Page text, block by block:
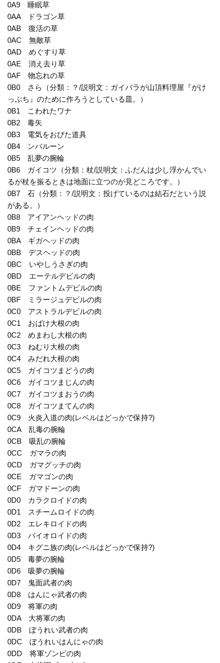
0A9 睡眠草
0AA ドラゴン草
0AB 復活の草
0AC 無敵草
0AD めぐすり草
0AE 消え去り草
0AF 物忘れの草
0B0 さら（分類：？/説明文：ガイバラが山頂料理屋『がけ
っぷち』のために作ろうとしている皿。）
0B1 こわれたワナ
0B2 毒矢
0B3 電気をおびた道具
0B4 ンバルーン
0B5 乱夢の腕輪
0B6 ガイコツ（分類：杖/説明文：ふだんは少し浮かんでい
るが杖を振るときは地面に立つのが見どころです。）
0B7 石（分類：？/説明文：投げているのは結石だという説
がある。）
0B8 アイアンヘッドの肉
0B9 チェインヘッドの肉
0BA ギガヘッドの肉
0BB デスヘッドの肉
0BC いやしうさぎの肉
0BD エーテルデビルの肉
0BE ファントムデビルの肉
0BF ミラージュデビルの肉
0C0 アストラルデビルの肉
0C1 おばけ大根の肉
0C2 めまわし大根の肉
0C3 ねむり大根の肉
0C4 みだれ大根の肉
0C5 ガイコツまどうの肉
0C6 ガイコツまじんの肉
0C7 ガイコツまおうの肉
0C8 ガイコツまてんの肉
0C9 火炎入道の肉(レベルはどっかで保持?)
0CA 乱毒の腕輪
0CB 吸乱の腕輪
0CC ガマラの肉
0CD ガマグッチの肉
0CE ガマゴンの肉
0CF ガマドーンの肉
0D0 カラクロイドの肉
0D1 スチームロイドの肉
0D2 エレキロイドの肉
0D3 バイオロイドの肉
0D4 キグニ族の肉(レベルはどっかで保持?)
0D5 毒夢の腕輪
0D6 吸夢の腕輪
0D7 鬼面武者の肉
0D8 はんにゃ武者の肉
0D9 将軍の肉
0DA 大将軍の肉
0DB ぼうれい武者の肉
0DC ぼうれいはんにゃの肉
0DD 将軍ゾンビの肉